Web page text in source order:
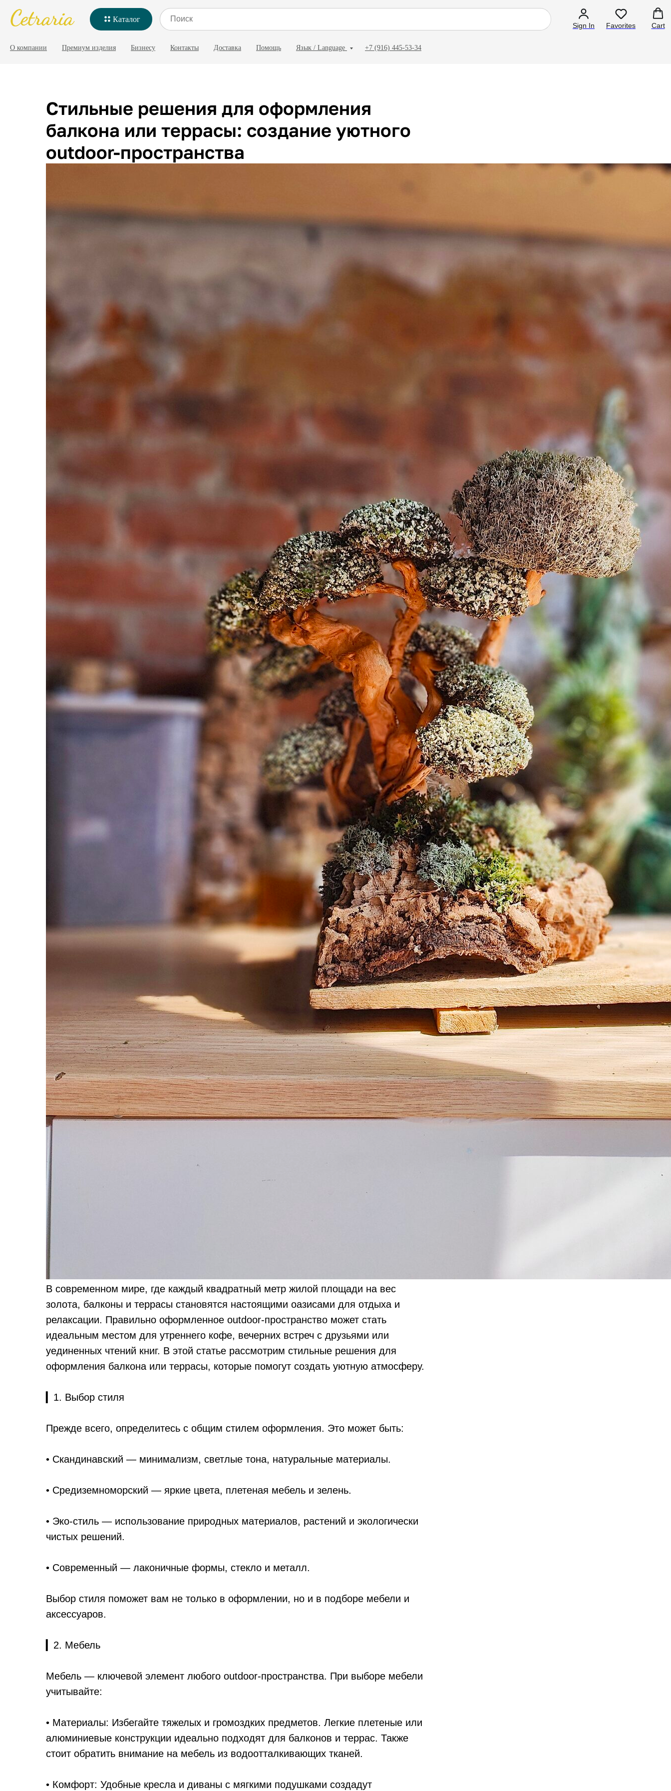
Каталог
Sign In Favorites Cart
О компании Премиум изделия Бизнесу Контакты Доставка Помощь Язык / Language +7 (916) 445-53-34
Стильные решения для оформления
балкона или террасы: создание уютного
outdoor-пространства
В современном мире, где каждый квадратный метр жилой площади на вес
золота, балконы и террасы становятся настоящими оазисами для отдыха и
релаксации. Правильно оформленное outdoor-пространство может стать
идеальным местом для утреннего кофе, вечерних встреч с друзьями или
уединенных чтений книг. В этой статье рассмотрим стильные решения для
оформления балкона или террасы, которые помогут создать уютную атмосферу.
▎1. Выбор стиля
Прежде всего, определитесь с общим стилем оформления. Это может быть:
• Скандинавский — минимализм, светлые тона, натуральные материалы.
• Средиземноморский — яркие цвета, плетеная мебель и зелень.
• Эко-стиль — использование природных материалов, растений и экологически
чистых решений.
• Современный — лаконичные формы, стекло и металл.
Выбор стиля поможет вам не только в оформлении, но и в подборе мебели и
аксессуаров.
▎2. Мебель
Мебель — ключевой элемент любого outdoor-пространства. При выборе мебели
учитывайте:
• Материалы: Избегайте тяжелых и громоздких предметов. Легкие плетеные или
алюминиевые конструкции идеально подходят для балконов и террас. Также
стоит обратить внимание на мебель из водоотталкивающих тканей.
• Комфорт: Удобные кресла и диваны с мягкими подушками создадут